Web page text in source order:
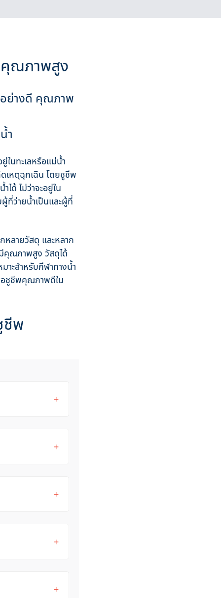
คุณภาพสูง
อย่างดี คุณภาพ
ำ
นทะเลหรือแม่น้ำ
เหตุฉุกเฉิน โดยชูชีพ
ด้ ไม่ว่าจะอยู่ใน
ที่ว่ายน้ำเป็นและผู้ที่
หลายวัสดุ และหลาก
คุณภาพสูง วัสดุได้
าะสำหรับกีฬาทางน้ำ
อชูชีพคุณภาพดีใน
ชีพ